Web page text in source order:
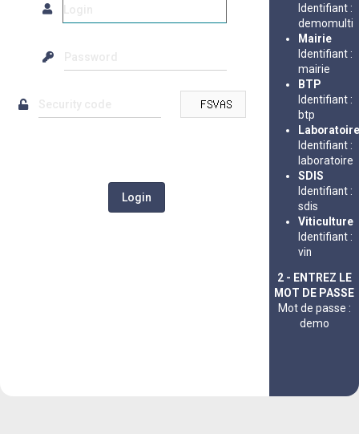
Identifiant :
demomulti
Mairie
Identifiant :
mairie
BTP
Identifiant :
btp
Laboratoire
Identifiant :
laboratoire
SDIS
Identifiant :
sdis
Viticulture
Identifiant :
vin
2 - ENTREZ LE
MOT DE PASSE
Mot de passe :
demo